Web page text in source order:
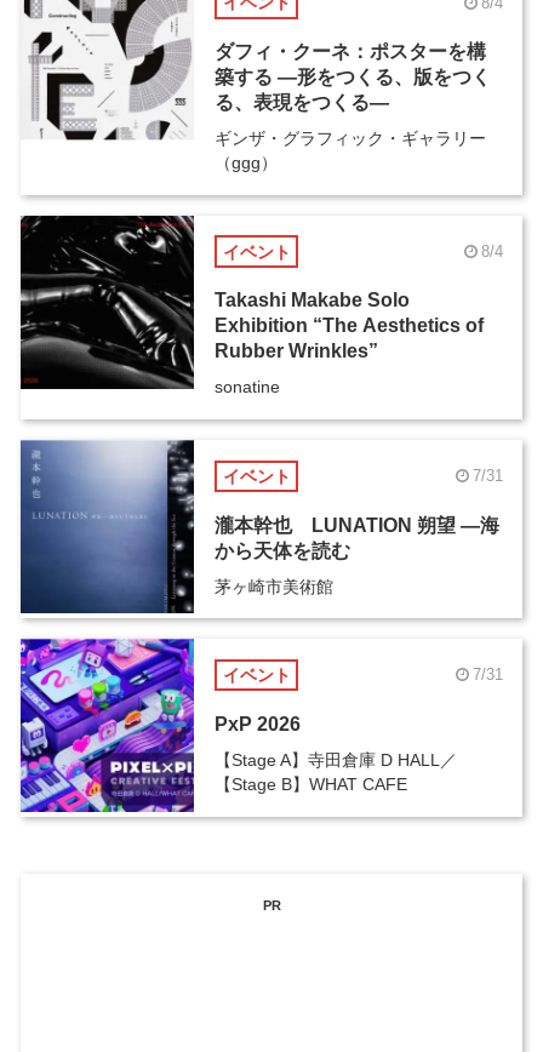
ダフィ・クーネ：ポスターを構
築する ―形をつくる、版をつく
る、表現をつくる―
ギンザ・グラフィック・ギャラリー
（ggg）
イベント 8/4
Takashi Makabe Solo
Exhibition “The Aesthetics of
Rubber Wrinkles”
sonatine
イベント 7/31
瀧本幹也 LUNATION 朔望 ―海
から天体を読む
茅ヶ崎市美術館
イベント 7/31
PxP 2026
【Stage A】寺田倉庫 D HALL／
【Stage B】WHAT CAFE
PR